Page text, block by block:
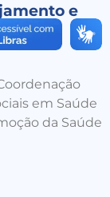
e
em Saúde
da Saúde